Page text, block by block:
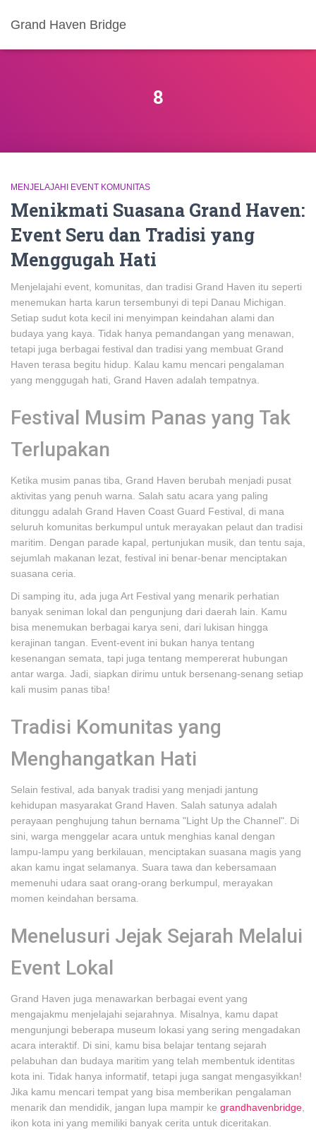
Grand Haven Bridge
8
MENJELAJAHI EVENT KOMUNITAS
Menikmati Suasana Grand Haven:
Event Seru dan Tradisi yang
Menggugah Hati
Menjelajahi event, komunitas, dan tradisi Grand Haven itu seperti
menemukan harta karun tersembunyi di tepi Danau Michigan.
Setiap sudut kota kecil ini menyimpan keindahan alami dan
budaya yang kaya. Tidak hanya pemandangan yang menawan,
tetapi juga berbagai festival dan tradisi yang membuat Grand
Haven terasa begitu hidup. Kalau kamu mencari pengalaman
yang menggugah hati, Grand Haven adalah tempatnya.
Festival Musim Panas yang Tak
Terlupakan
Ketika musim panas tiba, Grand Haven berubah menjadi pusat
aktivitas yang penuh warna. Salah satu acara yang paling
ditunggu adalah Grand Haven Coast Guard Festival, di mana
seluruh komunitas berkumpul untuk merayakan pelaut dan tradisi
maritim. Dengan parade kapal, pertunjukan musik, dan tentu saja,
sejumlah makanan lezat, festival ini benar-benar menciptakan
suasana ceria.
Di samping itu, ada juga Art Festival yang menarik perhatian
banyak seniman lokal dan pengunjung dari daerah lain. Kamu
bisa menemukan berbagai karya seni, dari lukisan hingga
kerajinan tangan. Event-event ini bukan hanya tentang
kesenangan semata, tapi juga tentang mempererat hubungan
antar warga. Jadi, siapkan dirimu untuk bersenang-senang setiap
kali musim panas tiba!
Tradisi Komunitas yang
Menghangatkan Hati
Selain festival, ada banyak tradisi yang menjadi jantung
kehidupan masyarakat Grand Haven. Salah satunya adalah
perayaan penghujung tahun bernama "Light Up the Channel". Di
sini, warga menggelar acara untuk menghias kanal dengan
lampu-lampu yang berkilauan, menciptakan suasana magis yang
akan kamu ingat selamanya. Suara tawa dan kebersamaan
memenuhi udara saat orang-orang berkumpul, merayakan
momen keindahan bersama.
Menelusuri Jejak Sejarah Melalui
Event Lokal
Grand Haven juga menawarkan berbagai event yang
mengajakmu menjelajahi sejarahnya. Misalnya, kamu dapat
mengunjungi beberapa museum lokasi yang sering mengadakan
acara interaktif. Di sini, kamu bisa belajar tentang sejarah
pelabuhan dan budaya maritim yang telah membentuk identitas
kota ini. Tidak hanya informatif, tetapi juga sangat mengasyikkan!
Jika kamu mencari tempat yang bisa memberikan pengalaman
menarik dan mendidik, jangan lupa mampir ke grandhavenbridge
ikon kota ini yang memiliki banyak cerita untuk diceritakan.